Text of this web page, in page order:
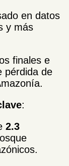
en datos
y más
finales e
pérdida de
:
2.3